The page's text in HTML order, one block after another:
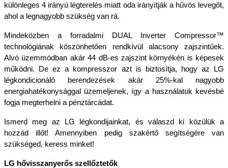
különleges 4 irányú légterelés miatt oda irányítják a hűvös levegőt,
ahol a legnagyobb szükség van rá.
Mindeközben a forradalmi DUAL Inverter Compressor™
technológiának köszönhetően rendkívül alacsony zajszintűek.
Alvó üzemmódban akár 44 dB-es zajszint környékén is képesek
működni. De ez a kompresszor azt is biztosítja, hogy az LG
légkondicionáló berendezések akár 25%-kal nagyobb
energiahatékonysággal üzemeljenek, így a használatuk kevésbé
fogja megterhelni a pénztárcádat.
Ismerd meg az LG légkondijainkat, és válaszd ki közülük a
hozzád illőt! Amennyiben pedig szakértő segítségére van
szükséged, keress minket!
LG hővisszanyerős szellőztetők